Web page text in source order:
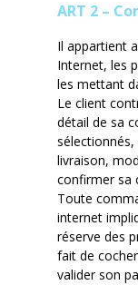
ART 2 –
Il appartient
Internet, les
les mettant
Le client
détail de sa
livraison,
confirmer sa
Toute
internet
réserve des
fait de
valider son